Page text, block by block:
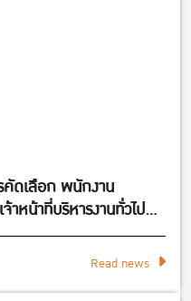
คัดเลือก พนักงาน
าหน้าที่บริหารงานทั่วไป
นานาชาติ คณะ
Read news